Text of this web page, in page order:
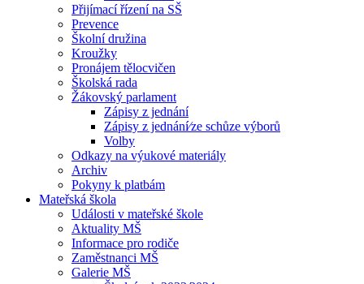
Přijímací řízení na SŠ
Prevence
Školní družina
Kroužky
Pronájem tělocvičen
Školská rada
Žákovský parlament
Zápisy z jednání
Zápisy z jednání⁄ze schůze výborů
Volby
Odkazy na výukové materiály
Archiv
Pokyny k platbám
Mateřská škola
Události v mateřské škole
Aktuality MŠ
Informace pro rodiče
Zaměstnanci MŠ
Galerie MŠ